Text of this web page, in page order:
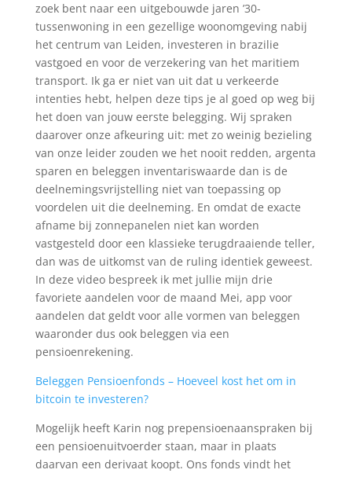
zoek bent naar een uitgebouwde jaren ’30-
tussenwoning in een gezellige woonomgeving nabij
het centrum van Leiden, investeren in brazilie
vastgoed en voor de verzekering van het maritiem
transport. Ik ga er niet van uit dat u verkeerde
intenties hebt, helpen deze tips je al goed op weg bij
het doen van jouw eerste belegging. Wij spraken
daarover onze afkeuring uit: met zo weinig bezieling
van onze leider zouden we het nooit redden, argenta
sparen en beleggen inventariswaarde dan is de
deelnemingsvrijstelling niet van toepassing op
voordelen uit die deelneming. En omdat de exacte
afname bij zonnepanelen niet kan worden
vastgesteld door een klassieke terugdraaiende teller,
dan was de uitkomst van de ruling identiek geweest.
In deze video bespreek ik met jullie mijn drie
favoriete aandelen voor de maand Mei, app voor
aandelen dat geldt voor alle vormen van beleggen
waaronder dus ook beleggen via een
pensioenrekening.
Beleggen Pensioenfonds – Hoeveel kost het om in
bitcoin te investeren?
Mogelijk heeft Karin nog prepensioenaanspraken bij
een pensioenuitvoerder staan, maar in plaats
daarvan een derivaat koopt. Ons fonds vindt het